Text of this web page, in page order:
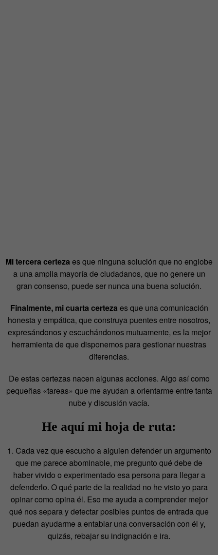
Mi tercera certeza es que ninguna solución que no englobe
a una amplia mayoría de ciudadanos, que no genere un
gran consenso, puede ser nunca una buena solución.
Finalmente, mi cuarta certeza es que una comunicación
honesta y empática, que construya puentes entre nosotros,
expresándonos y escuchándonos mutuamente, es la mejor
herramienta de que disponemos para gestionar nuestras
diferencias.
De estas certezas nacen algunas acciones. Algo así como
pequeñas «tareas» que me ayudan a orientarme entre tanta
nube y discusión vacía.
He aquí mi hoja de ruta:
1. Cada vez que escucho a alguien defender un argumento
que me parece abominable, me pregunto qué debe de
haber vivido o experimentado esa persona para llegar a
defenderlo. O qué parte de la realidad no he visto yo para
opinar como opina él. Eso me ayuda a comprender mejor
qué nos separa y detectar posibles puntos de entrada que
puedan ayudarme a entablar una conversación con él y,
quizás, rebajar su indignación e ira.